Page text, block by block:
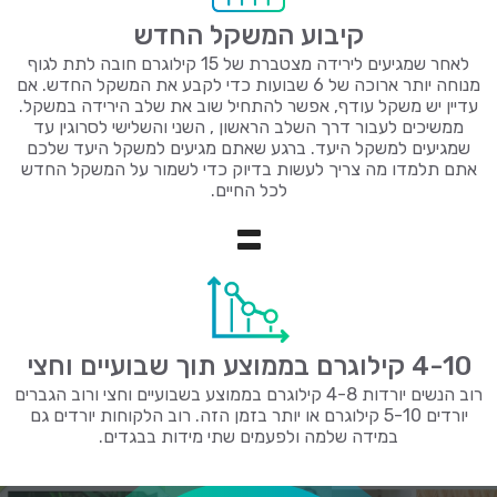
קיבוע המשקל החדש
לאחר שמגיעים לירידה מצטברת של 15 קילוגרם חובה לתת לגוף
מנוחה יותר ארוכה של 6 שבועות כדי לקבע את המשקל החדש. אם
עדיין יש משקל עודף, אפשר להתחיל שוב את שלב הירידה במשקל.
ממשיכים לעבור דרך השלב הראשון , השני והשלישי לסרוגין עד
שמגיעים למשקל היעד. ברגע שאתם מגיעים למשקל היעד שלכם
אתם תלמדו מה צריך לעשות בדיוק כדי לשמור על המשקל החדש
לכל החיים.
=
4-10 קילוגרם בממוצע תוך שבועיים וחצי
רוב הנשים יורדות 4-8 קילוגרם בממוצע בשבועיים וחצי ורוב הגברים
יורדים 5-10 קילוגרם או יותר בזמן הזה. רוב הלקוחות יורדים גם
במידה שלמה ולפעמים שתי מידות בבגדים.